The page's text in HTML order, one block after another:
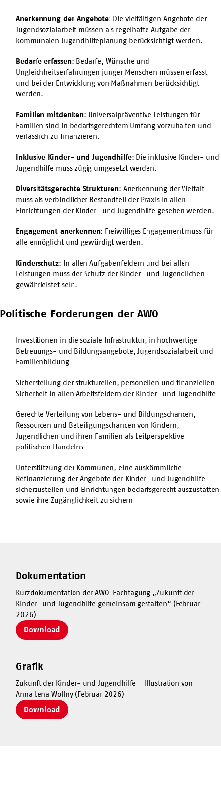
Anerkennung der Angebote: Die vielfältigen Angebote der
Jugendsozialarbeit müssen als regelhafte Aufgabe der
kommunalen Jugendhilfeplanung berücksichtigt werden.
Bedarfe erfassen: Bedarfe, Wünsche und
Ungleichheitserfahrungen junger Menschen müssen erfasst
und bei der Entwicklung von Maßnahmen berücksichtigt
werden.
Familien mitdenken: Universalpräventive Leistungen für
Familien sind in bedarfsgerechtem Umfang vorzuhalten und
verlässlich zu finanzieren.
Inklusive Kinder- und Jugendhilfe: Die inklusive Kinder- und
Jugendhilfe muss zügig umgesetzt werden.
Diversitätsgerechte Strukturen: Anerkennung der Vielfalt
muss als verbindlicher Bestandteil der Praxis in allen
Einrichtungen der Kinder- und Jugendhilfe gesehen werden.
Engagement anerkennen: Freiwilliges Engagement muss für
alle ermöglicht und gewürdigt werden.
Kinderschutz: In allen Aufgabenfeldern und bei allen
Leistungen muss der Schutz der Kinder- und Jugendlichen
gewährleistet sein.
Politische Forderungen der AWO
Investitionen in die soziale Infrastruktur, in hochwertige
Betreuungs- und Bildungsangebote, Jugendsozialarbeit und
Familienbildung
Sicherstellung der strukturellen, personellen und finanziellen
Sicherheit in allen Arbeitsfeldern der Kinder- und Jugendhilfe
Gerechte Verteilung von Lebens- und Bildungschancen,
Ressourcen und Beteiligungschancen von Kindern,
Jugendlichen und ihren Familien als Leitperspektive
politischen Handelns
Unterstützung der Kommunen, eine auskömmliche
Refinanzierung der Angebote der Kinder- und Jugendhilfe
sicherzustellen und Einrichtungen bedarfsgerecht auszustatten
sowie ihre Zugänglichkeit zu sichern
Dokumentation
Kurzdokumentation der AWO-Fachtagung „Zukunft der
Kinder- und Jugendhilfe gemeinsam gestalten“ (Februar
2026)
Download
Grafik
Zukunft der Kinder- und Jugendhilfe – Illustration von
Anna Lena Wollny (Februar 2026)
Download